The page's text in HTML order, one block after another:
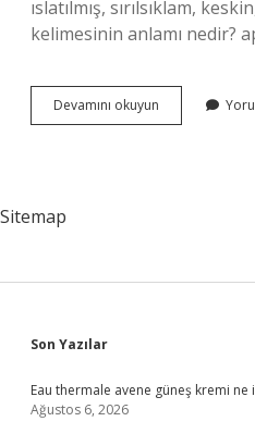
ıslatılmış, sırılsıklam,
kelimesinin anlamı nedir?
Devamını okuyun
Topar
Sitemap
Sidebar
Son Yazılar
Eau thermale avene güneş kremi ne
Ağustos 6, 2026